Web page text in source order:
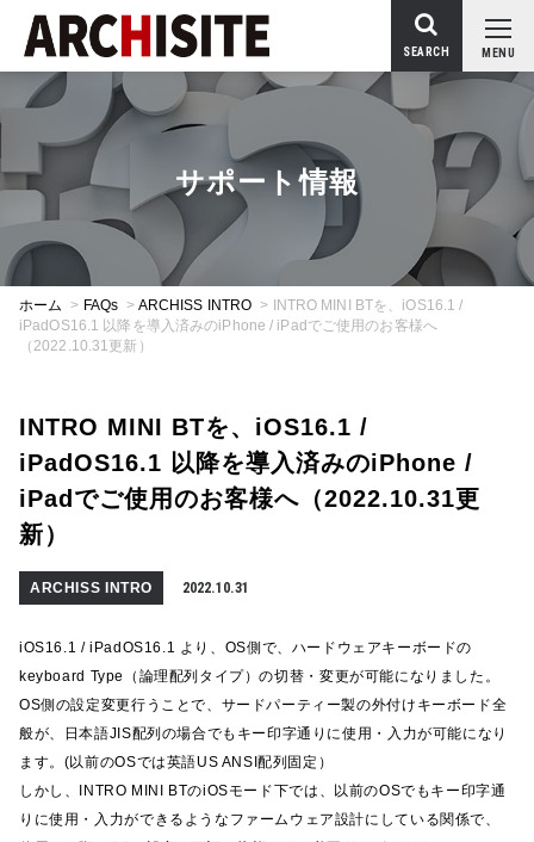
MENU
SEARCH
サポート情報
ホーム > FAQs > ARCHISS INTRO >
INTRO MINI BTを、iOS16.1 /
iPadOS16.1 以降を導入済みのiPhone / iPadでご使用のお客様へ
（2022.10.31更新）
INTRO MINI BTを、iOS16.1 /
iPadOS16.1 以降を導入済みのiPhone /
iPadでご使用のお客様へ（2022.10.31更
新）
ARCHISS INTRO 2022.10.31
iOS16.1 / iPadOS16.1 より、OS側で、ハードウェアキーボードの
keyboard Type（論理配列タイプ）の切替・変更が可能になりました。
OS側の設定変更行うことで、サードパーティー製の外付けキーボード全
般が、日本語JIS配列の場合でもキー印字通りに使用・入力が可能になり
ます。(以前のOSでは英語US ANSI配列固定）
しかし、INTRO MINI BTのiOSモード下では、以前のOSでもキー印字通
りに使用・入力ができるようなファームウェア設計にしている関係で、